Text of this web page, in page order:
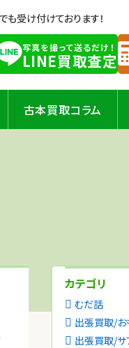
受け付けております！
写真を撮って送るだけ！
LINE買取査定
古本買取コラム
カテゴリ
むだ話
出張買取/お
出張買取/サ